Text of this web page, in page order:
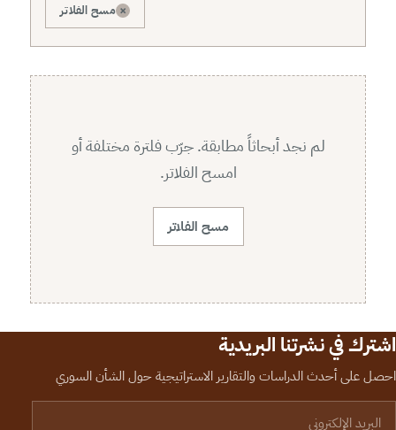
× مسح الفلاتر
لم نجد أبحاثاً مطابقة. جرّب فلترة مختلفة أو
امسح الفلاتر.
مسح الفلاتر
اشترك في نشرتنا البريدية
احصل على أحدث الدراسات والتقارير الاستراتيجية حول الشأن السوري